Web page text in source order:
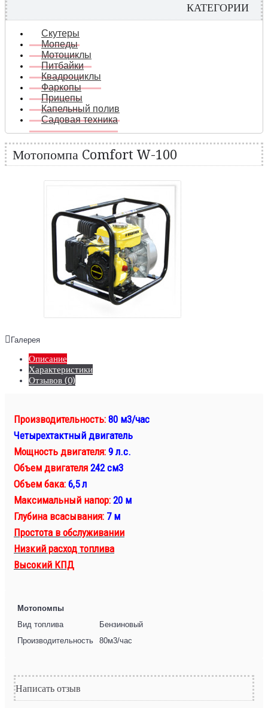
КАТЕГОРИИ
Скутеры
Мопеды
Мотоциклы
Питбайки
Квадроциклы
Фаркопы
Прицепы
Капельный полив
Садовая техника
Мотопомпа Comfort W-100
Галерея
Описание
Характеристики
Отзывов (0)
Производительность: 80 м3/час
Четырехтактный двигатель
Мощность двигателя: 9 л.с.
Объем двигателя 242 см3
Объем бака: 6,5 л
Максимальный напор: 20 м
Глубина всасывания: 7 м
Простота в обслуживании
Низкий расход топлива
Высокий КПД
Мотопомпы
Вид топлива
Бензиновый
Производительность
80м3/час
Написать отзыв